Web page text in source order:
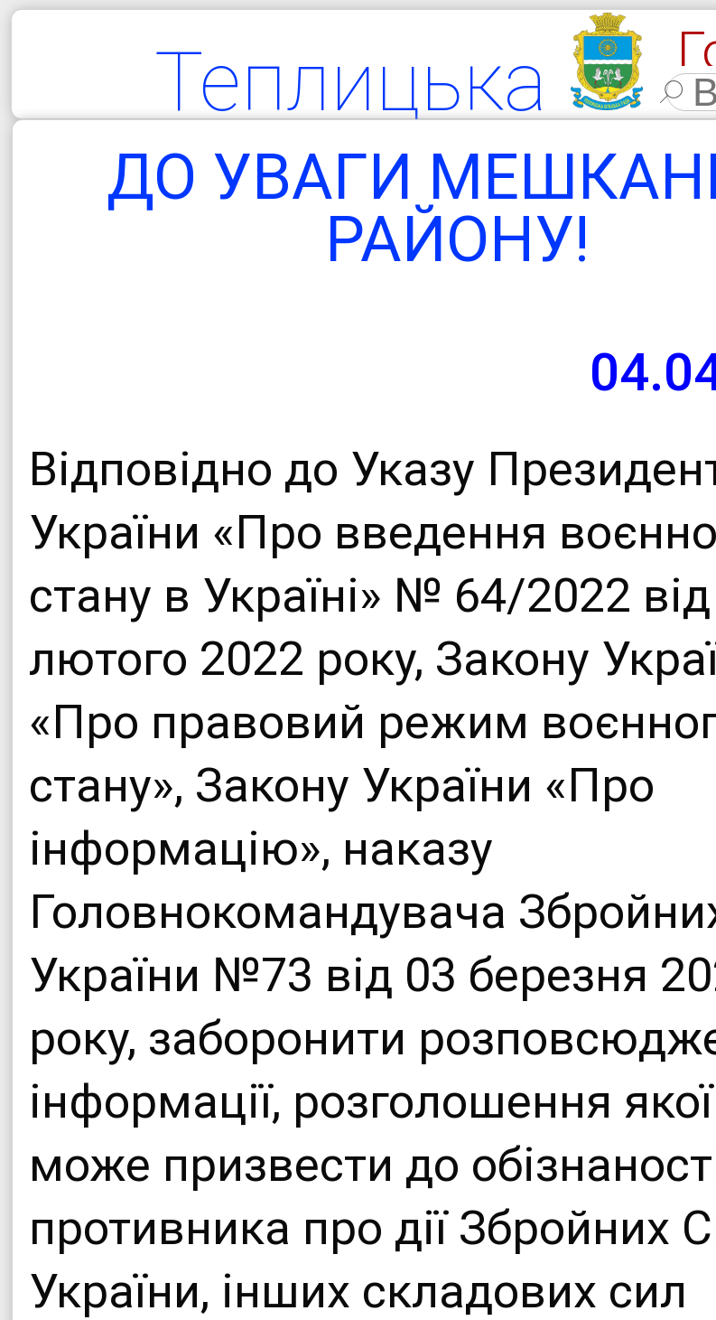
Теплицька
територіальна
громада
Теплицької сільської
ради
ДО УВАГИ
РАЙОНУ!
Відповідно до Указу
України «Про введення
стану в Україні» № 64/2022
лютого 2022 року, Закону
«Про правовий режим
стану», Закону України «Про
інформацію», наказу
Головнокомандувача
України №73 від 03 березня
року, заборонити
інформації, розголошення якої
може призвести до
противника про дії Збройних
України, інших складових сил